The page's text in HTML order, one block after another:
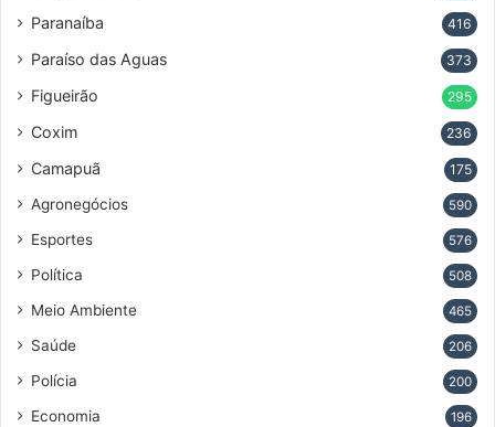
Paranaíba 416
Paraíso das Aguas 373
Figueirão 295
Coxim 236
Camapuã 175
Agronegócios 590
Esportes 576
Política 508
Meio Ambiente 465
Saúde 206
Polícia 200
Economia 196